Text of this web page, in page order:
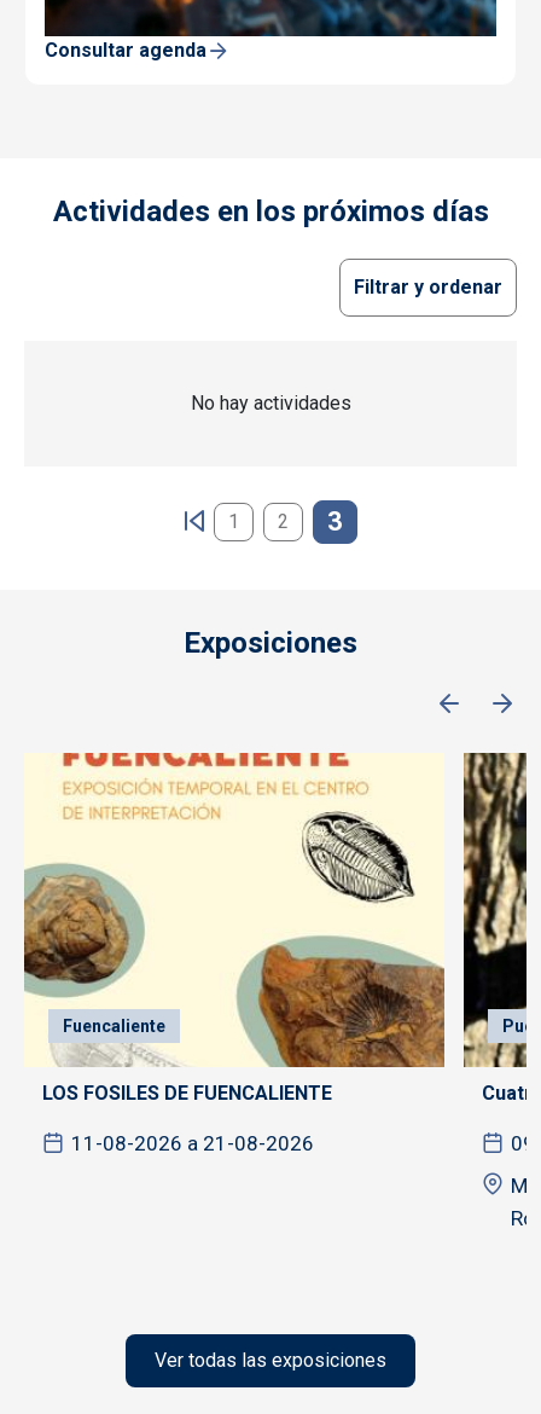
Consultar agenda
Actividades en los próximos días
Filtrar y ordenar
No hay actividades
1 2 3
Exposiciones
Fuencaliente
LOS FOSILES DE FUENCALIENTE
11-08-2026 a 21-08-2026
Ver todas las exposiciones